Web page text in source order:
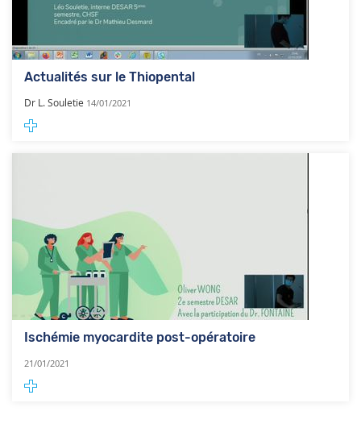
Actualités sur le Thiopental
Dr L. Souletie 14/01/2021
Ischémie myocardite post-opératoire
21/01/2021